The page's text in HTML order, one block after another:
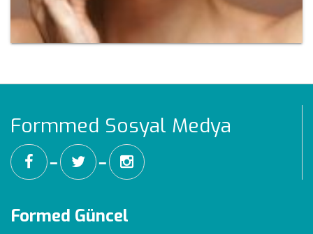
Formmed Sosyal Medya
━ ━
Formed Güncel